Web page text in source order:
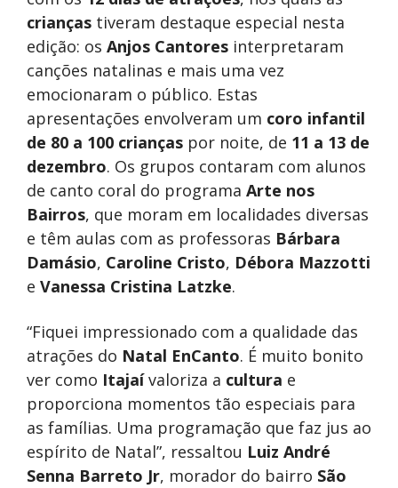
crianças tiveram destaque especial nesta
edição: os Anjos Cantores interpretaram
canções natalinas e mais uma vez
emocionaram o público. Estas
apresentações envolveram um coro infantil
de 80 a 100 crianças por noite, de 11 a 13 de
dezembro. Os grupos contaram com alunos
de canto coral do programa Arte nos
Bairros, que moram em localidades diversas
e têm aulas com as professoras Bárbara
Damásio, Caroline Cristo, Débora Mazzotti
e Vanessa Cristina Latzke.
“Fiquei impressionado com a qualidade das
atrações do Natal EnCanto. É muito bonito
ver como Itajaívaloriza a cultura e
proporciona momentos tão especiais para
as famílias. Uma programação que faz jus ao
espírito de Natal”, ressaltou Luiz André
Senna Barreto Jr, morador do bairro São